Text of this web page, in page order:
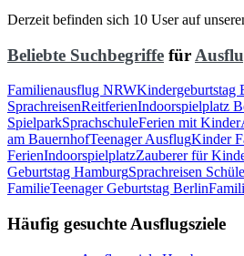
Derzeit befinden sich 10 User auf
Beliebte Suchbegriffe für
Familienausflug NRWKindergeburtstag
SprachreisenReitferienIndoorspielplatz
SpielparkSprachschuleFerien mit Kinder
am BauernhofTeenager AusflugKinder
FerienIndoorspielplatzZauberer für
Geburtstag HamburgSprachreisen
FamilieTeenager Geburtstag Berlin
Häufig gesuchte Ausflugsziele